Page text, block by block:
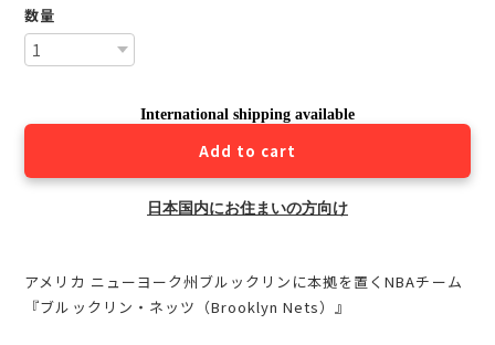
数量
International shipping available
Add to cart
日本国内にお住まいの方向け
アメリカ ニューヨーク州ブルックリンに本拠を置くNBAチーム
『ブルックリン・ネッツ（Brooklyn Nets）』